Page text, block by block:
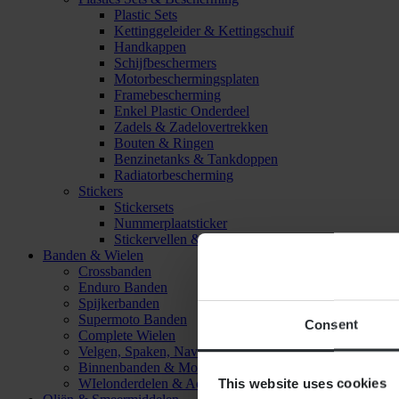
Consent
This website uses cookies
Plastic Sets
Kettinggeleider & Kettingschuif
Handkappen
Schijfbeschermers
Motorbeschermingsplaten
Framebescherming
Enkel Plastic Onderdeel
Zadels & Zadelovertrekken
Bouten & Ringen
Benzinetanks & Tankdoppen
Radiatorbescherming
Stickers
Stickersets
Nummerplaatsticker
Stickervellen & Stickers
Banden & Wielen
Crossbanden
Enduro Banden
Spijkerbanden
Supermoto Banden
Complete Wielen
Velgen, Spaken, Naven & Lagers
Binnenbanden & Mousses
WIelonderdelen & Accessoires